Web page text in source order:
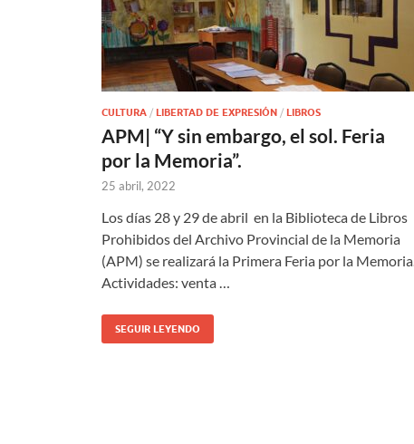
CULTURA / LIBERTAD DE EXPRESIÓN / LIBROS
APM| “Y sin embargo, el sol. Feria
por la Memoria”.
25 abril, 2022
Los días 28 y 29 de abril en la Biblioteca de Libros
Prohibidos del Archivo Provincial de la Memoria
(APM) se realizará la Primera Feria por la Memoria.
Actividades: venta …
SEGUIR LEYENDO